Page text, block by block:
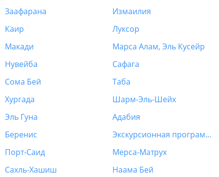
Заафарана
Измаилия
Каир
Луксор
Макади
Марса Алам, Эль Кусейр
Нувейба
Сафага
Сома Бей
Таба
Хургада
Шарм-Эль-Шейх
Эль Гуна
Адабия
Беренис
Экскурсионная программа Египет
Порт-Саид
Мерса-Матрух
Сахль-Хашиш
Наама Бей